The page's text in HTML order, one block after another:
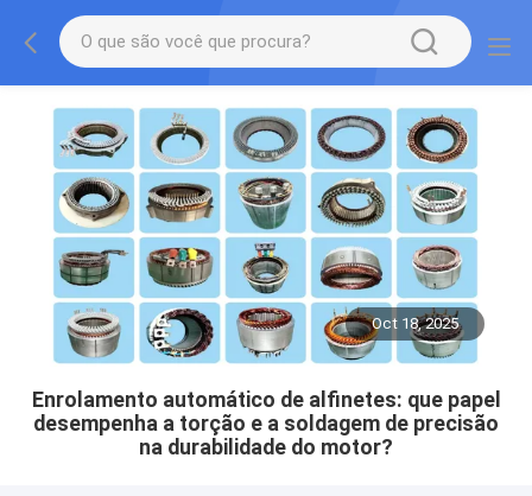
Oct 18, 2025
Enrolamento automático de alfinetes: que papel
desempenha a torção e a soldagem de precisão
na durabilidade do motor?